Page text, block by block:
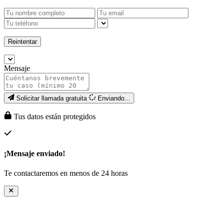
Reintentar
Mensaje
Solicitar llamada gratuita Enviando...
Tus datos están protegidos
¡Mensaje enviado!
Te contactaremos en menos de 24 horas